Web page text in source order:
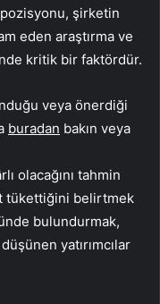
şirketin
eden araştırma ve
kritik bir faktördür.
veya önerdiği
buradan bakın veya
olacağını tahmin
tükettiğini belirtmek
bulundurmak,
yatırımcılar